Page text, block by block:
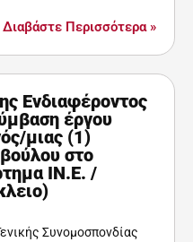
Διαβάστε Περισσότερα »
Ενδιαφέροντος
έργου
μιας (1)
στο
ΙΝ.Ε. /
Συνομοσπονδίας